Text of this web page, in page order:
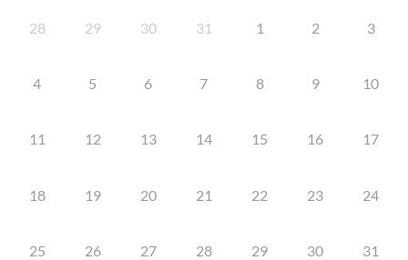
28 29 30 31 1 2 3
4 5 6 7 8 9 10
11 12 13 14 15 16 17
18 19 20 21 22 23 24
25 26 27 28 29 30 31